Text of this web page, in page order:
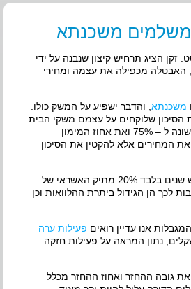
משלמים משכנתא
זקן הציג תרחיש קיצון שנבנה על ידי
האבטלה מכפילה את עצמה ומחירי
משכנתא , והדבר ישפיע על המשק כולו.
הסיכון שלוקחים על עצמם משקי הבית
שמקבלים רוכשי דירה ראשונה ל – 75% ואת אחוז המימון
להוריד את המחירים אלא להקטין את הסיכון
שינוי נוסף שחל בתחום הוא הרכב האשראי שמעניקים הבנקים, כאשר לפני שש שנים בלבד 20% מתיק האשראי של
השיעור עומד על 30%. לדברי זקן, הסיבות לכך הן הגידול ביתרת ההלוואות וכן
אנו עדיין רואים פעילות ערה
הלוואות לדיור בהיקף של 4.5 מיליארד שקלים, נתון המראה על פעילות חזקה
גובה ההחזר ואחוז ההחזר מכלל